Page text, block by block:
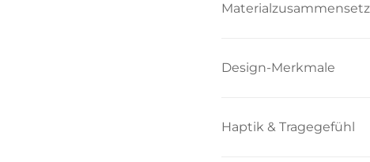
Design-Merkmale
Haptik & Tragegefühl